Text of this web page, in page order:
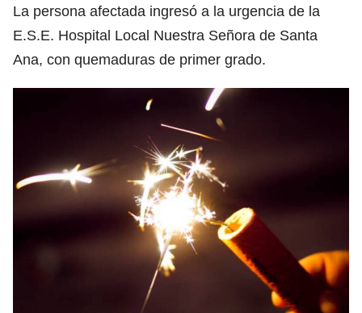
La persona afectada ingresó a la urgencia de la
E.S.E. Hospital Local Nuestra Señora de Santa
Ana, con quemaduras de primer grado.